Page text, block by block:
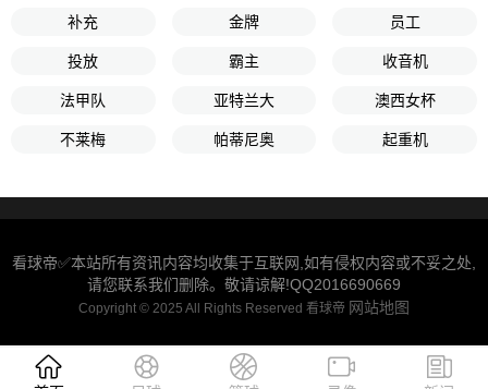
补充 金牌 员工
投放 霸主 收音机
法甲队 亚特兰大 澳西女杯
不莱梅 帕蒂尼奥 起重机
看球帝✅本站所有资讯内容均收集于互联网,如有侵权内容或不妥之处,
请您联系我们删除。敬请谅解!QQ2016690669
Copyright © 2025 All Rights Reserved 看球帝 网站地图